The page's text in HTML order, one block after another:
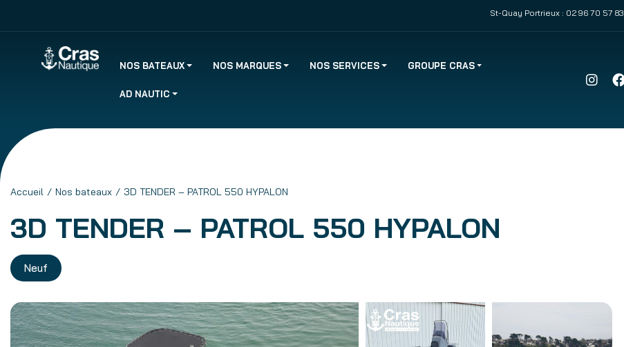
St-Quay Portrieux : 02 96 70 57 83
NOS BATEAUX NOS MARQUES NOS SERVICES GROUPE CRAS
AD NAUTIC
Accueil Nos bateaux 3D TENDER – PATROL 550 HYPALON
3D TENDER – PATROL 550 HYPALON
Neuf